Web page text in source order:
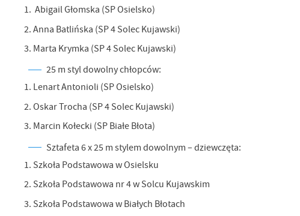
1. Abigail Głomska (SP Osielsko)
2. Anna Batlińska (SP 4 Solec Kujawski)
3. Marta Krymka (SP 4 Solec Kujawski)
25 m styl dowolny chłopców:
1. Lenart Antonioli (SP Osielsko)
2. Oskar Trocha (SP 4 Solec Kujawski)
3. Marcin Kołecki (SP Białe Błota)
Sztafeta 6 x 25 m stylem dowolnym – dziewczęta:
1. Szkoła Podstawowa w Osielsku
2. Szkoła Podstawowa nr 4 w Solcu Kujawskim
3. Szkoła Podstawowa w Białych Błotach